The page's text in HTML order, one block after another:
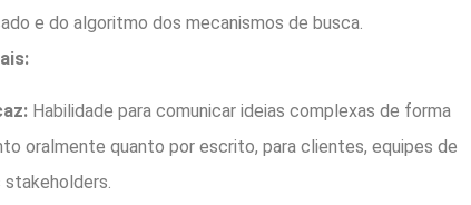
e do algoritmo dos mecanismos de busca.
Habilidade para comunicar ideias complexas de forma
oralmente quanto por escrito, para clientes, equipes de